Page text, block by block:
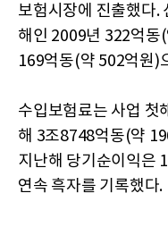
보험시장에 진출했다.
해인 2009년 322억동
169억동(약 502억원)
수입보험료는 사업 첫
해 3조8748억동(약
지난해 당기순이익은
연속 흑자를 기록했다.